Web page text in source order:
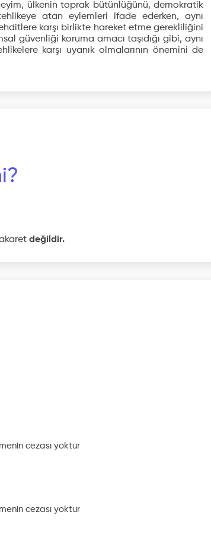
ülkenin toprak bütünlüğünü, demokratik
atan eylemleri ifade ederken, aynı
karşı birlikte hareket etme gerekliliğini
güvenliği koruma amacı taşıdığı gibi, aynı
karşı uyanık olmalarının önemini de
değildir.
cezası yoktur
cezası yoktur